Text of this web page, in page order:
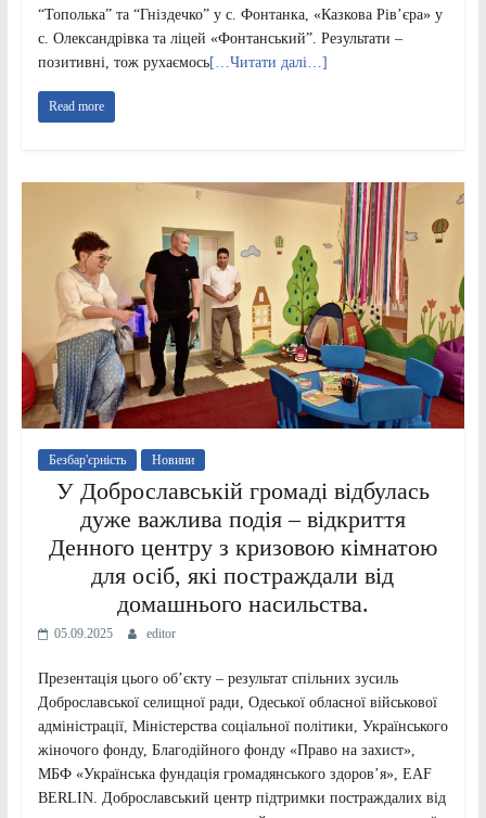
“Тополька” та “Гніздечко” у с. Фонтанка, «Казкова Рів’єра» у
с. Олександрівка та ліцей «Фонтанський”. Результати –
позитивні, тож рухаємось[…Читати далі…]
Read more
Безбар'єрність Новини
У Доброславській громаді відбулась
дуже важлива подія – відкриття
Денного центру з кризовою кімнатою
для осіб, які постраждали від
домашнього насильства.
05.09.2025 editor
Презентація цього об’єкту – результат спільних зусиль
Доброславської селищної ради, Одеської обласної військової
адміністрації, Міністерства соціальної політики, Українського
жіночого фонду, Благодійного фонду «Право на захист»,
МБФ «Українська фундація громадянського здоровʼя», EAF
BERLIN. Доброславський центр підтримки постраждалих від